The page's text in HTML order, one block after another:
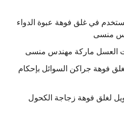
في غلق فوهة عبوة الدواء
منسى
العسل ماركة مهندس منسى
فوهة جراكن السوائل بإحكام
لغلق فوهة زجاجة الكحول